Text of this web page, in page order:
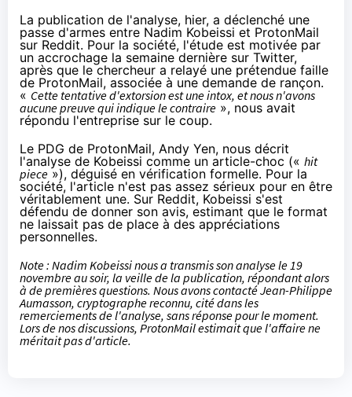
La publication de l'analyse, hier, a déclenché une
passe d'armes entre Nadim Kobeissi et ProtonMail
sur Reddit. Pour la société, l'étude est motivée par
un accrochage la semaine dernière sur Twitter,
après que le chercheur a relayé une prétendue faille
de ProtonMail, associée à une demande de rançon.
« Cette tentative d'extorsion est une intox, et nous n'avons
aucune preuve qui indique le contraire », nous avait
répondu l'entreprise sur le coup.
Le PDG de ProtonMail, Andy Yen, nous décrit
l'analyse de Kobeissi comme un article-choc (« hit
piece »), déguisé en vérification formelle. Pour la
société, l'article n'est pas assez sérieux pour en être
véritablement une. Sur Reddit, Kobeissi s'est
défendu de donner son avis, estimant que le format
ne laissait pas de place à des appréciations
personnelles.
Note : Nadim Kobeissi nous a transmis son analyse le 19
novembre au soir, la veille de la publication, répondant alors
à de premières questions. Nous avons contacté Jean-Philippe
Aumasson, cryptographe reconnu, cité dans les
remerciements de l'analyse, sans réponse pour le moment.
Lors de nos discussions, ProtonMail estimait que l'affaire ne
méritait pas d'article.